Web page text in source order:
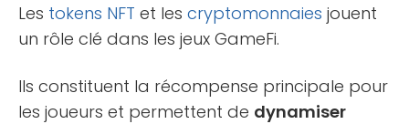
Les tokens NFT et les cryptomonnaies jouent
un rôle clé dans les jeux GameFi.
Ils constituent la récompense principale pour
les joueurs et permettent de dynamiser